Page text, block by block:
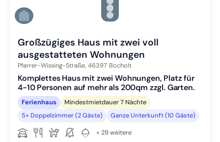
Zu Slide 3 wechseln
Zu Slide 4 wechseln
Zu Slide 5 wechseln
Zu Slide 6 wechseln
Großzügiges Haus mit zwei voll
ausgestatteten Wohnungen
Pfarrer-Wissing-Straße, 46397 Bocholt
Komplettes Haus mit zwei Wohnungen, Platz für
4-10 Personen auf mehr als 200qm zzgl. Garten.
Ferienhaus
Mindestmietdauer 7 Nächte
5× Doppelzimmer (2 Gäste)
Ganze Unterkunft (10 Gäste)
+ 29 weitere